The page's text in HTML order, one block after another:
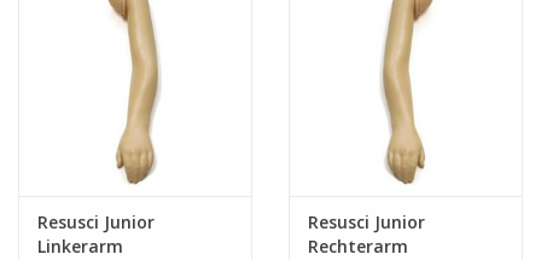
Resusci Junior
Linkerarm
Resusci Junior
Rechterarm